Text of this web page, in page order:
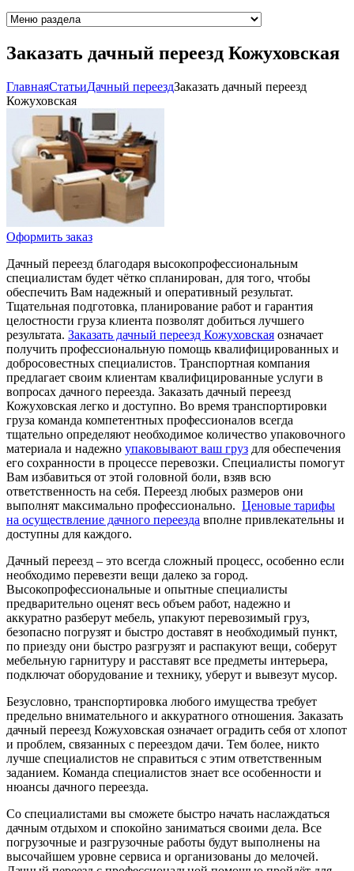
Заказать дачный переезд Кожуховская
ГлавнаяCтатьиДачный переездЗаказать дачный переезд
Кожуховская
Оформить заказ
Дачный переезд благодаря высокопрофессиональным
специалистам будет чётко спланирован, для того, чтобы
обеспечить Вам надежный и оперативный результат.
Тщательная подготовка, планирование работ и гарантия
целостности груза клиента позволят добиться лучшего
результата. Заказать дачный переезд Кожуховская означает
получить профессиональную помощь квалифицированных и
добросовестных специалистов. Транспортная компания
предлагает своим клиентам квалифицированные услуги в
вопросах дачного переезда. Заказать дачный переезд
Кожуховская легко и доступно. Во время транспортировки
груза команда компетентных профессионалов всегда
тщательно определяют необходимое количество упаковочного
материала и надежно упаковывают ваш груз для обеспечения
его сохранности в процессе перевозки. Специалисты помогут
Вам избавиться от этой головной боли, взяв всю
ответственность на себя. Переезд любых размеров они
выполнят максимально профессионально. Ценовые тарифы
на осуществление дачного переезда вполне привлекательны и
доступны для каждого.
Дачный переезд – это всегда сложный процесс, особенно если
необходимо перевезти вещи далеко за город.
Высокопрофессиональные и опытные специалисты
предварительно оценят весь объем работ, надежно и
аккуратно разберут мебель, упакуют перевозимый груз,
безопасно погрузят и быстро доставят в необходимый пункт,
по приезду они быстро разгрузят и распакуют вещи, соберут
мебельную гарнитуру и расставят все предметы интерьера,
подключат оборудование и технику, уберут и вывезут мусор.
Безусловно, транспортировка любого имущества требует
предельно внимательного и аккуратного отношения. Заказать
дачный переезд Кожуховская означает оградить себя от хлопот
и проблем, связанных с переездом дачи. Тем более, никто
лучше специалистов не справиться с этим ответственным
заданием. Команда специалистов знает все особенности и
нюансы дачного переезда.
Со специалистами вы сможете быстро начать наслаждаться
дачным отдыхом и спокойно заниматься своими дела. Все
погрузочные и разгрузочные работы будут выполнены на
высочайшем уровне сервиса и организованы до мелочей.